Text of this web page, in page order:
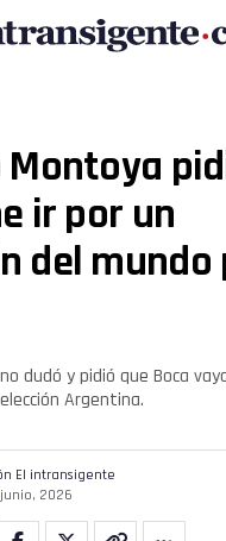
ir por un
del mundo
dudó y pidió que Boca
Argentina.
El intransigente
2026
Flipboard
Reddit
Pinterest